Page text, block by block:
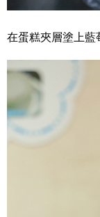
在蛋糕夾層塗上藍